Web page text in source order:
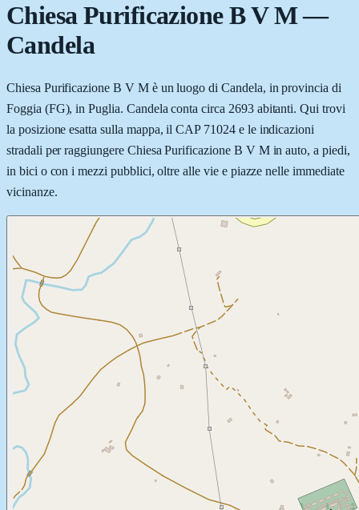
Chiesa Purificazione B V M—
Candela
Chiesa Purificazione B V M è un luogo di Candela, in provincia di
Foggia (FG), in Puglia. Candela conta circa 2693 abitanti. Qui trovi
la posizione esatta sulla mappa, il CAP 71024 e le indicazioni
stradali per raggiungere Chiesa Purificazione B V M in auto, a piedi,
in bici o con i mezzi pubblici, oltre alle vie e piazze nelle immediate
vicinanze.